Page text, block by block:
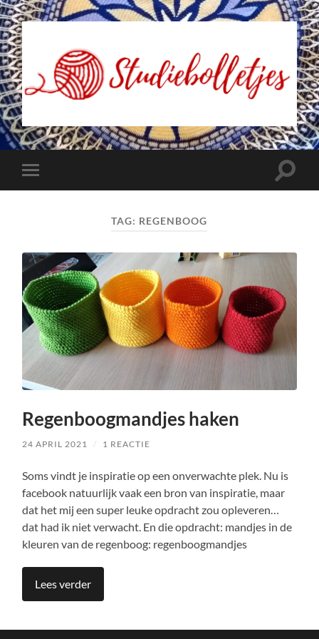
Studiebolletjes
Toggle
mobiel
Toggle
TAG: REGENBOOG
Regenboogmandjes haken
24 APRIL 2021 / 1 REACTIE
Soms vindt je inspiratie op een onverwachte plek. Nu is
facebook natuurlijk vaak een bron van inspiratie, maar
dat het mij een super leuke opdracht zou opleveren…
dat had ik niet verwacht. En die opdracht: mandjes in de
kleuren van de regenboog: regenboogmandjes
Lees verder